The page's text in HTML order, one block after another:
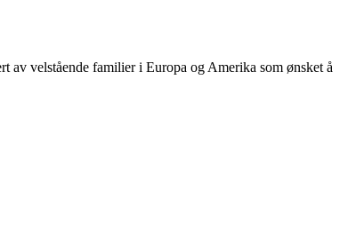
av velstående familier i Europa og Amerika som ønsket å